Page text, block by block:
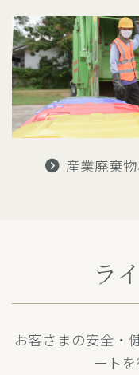
産業廃棄
ラ
お客さまの安全・
ートを